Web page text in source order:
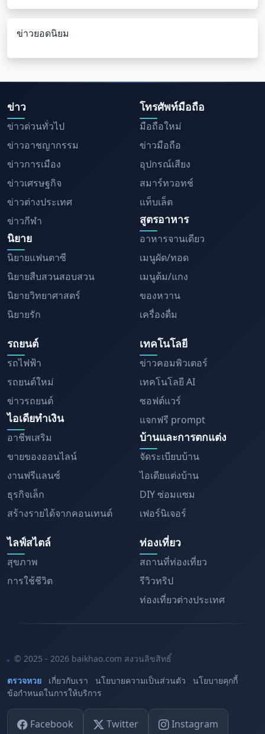
ข่าวยอดนิยม
ข่าว
ข่าวด่วนทั่วไป
ข่าวอาชญากรรม
ข่าวการเมือง
ข่าวเศรษฐกิจ
ข่าวต่างประเทศ
ข่าวกีฬา
นิยาย
นิยายแฟนตาซี
นิยายสืบสวนสอบสวน
นิยายวิทยาศาสตร์
นิยายรัก
โทรศัพท์มือถือ
มือถือใหม่
ข่าวมือถือ
อุปกรณ์เสียง
สมาร์ทวอทช์
แท็บเล็ต
สูตรอาหาร
อาหารจานเดียว
เมนูผัด/ทอด
เมนูต้ม/แกง
ของหวาน
เครื่องดื่ม
รถยนต์
รถไฟฟ้า
รถยนต์ใหม่
ข่าวรถยนต์
ไอเดียทำเงิน
อาชีพเสริม
ขายของออนไลน์
งานฟรีแลนซ์
ธุรกิจเล็ก
สร้างรายได้จากคอนเทนต์
เทคโนโลยี
ข่าวคอมพิวเตอร์
เทคโนโลยี AI
ซอฟต์แวร์
แจกฟรี prompt
บ้านและการตกแต่ง
จัดระเบียบบ้าน
ไอเดียแต่งบ้าน
DIY ซ่อมแซม
เฟอร์นิเจอร์
ไลฟ์สไตล์
สุขภาพ
การใช้ชีวิต
ท่องเที่ยว
สถานที่ท่องเที่ยว
รีวิวทริป
ท่องเที่ยวต่างประเทศ
© 2025 - 2026 baikhao.com สงวนลิขสิทธิ์
ตรวจหวย
เกี่ยวกับเรา นโยบายความเป็นส่วนตัว
นโยบายคุกกี้
ข้อกำหนดในการให้บริการ
Facebook Twitter Instagram